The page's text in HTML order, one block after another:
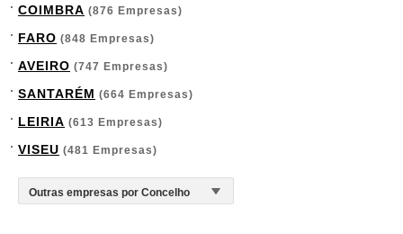
COIMBRA (876 Empresas)
FARO (848 Empresas)
AVEIRO (747 Empresas)
SANTARÉM (664 Empresas)
LEIRIA (613 Empresas)
VISEU (481 Empresas)